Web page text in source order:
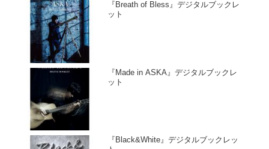
『Breath of Bless』デジタルブックレ
ット
『Made in ASKA』デジタルブックレ
ット
『Black&White』デジタルブックレッ